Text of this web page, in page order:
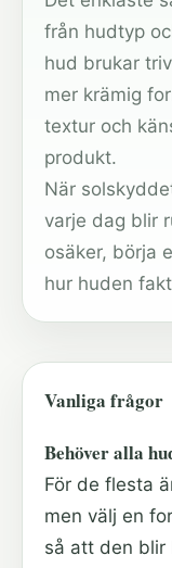
från hudtyp
hud brukar
mer krämig
textur och
produkt.
När
varje dag blir
osäker, börja
hur huden
Vanliga frågor
Behöver alla
För de flesta
men välj en
så att den blir